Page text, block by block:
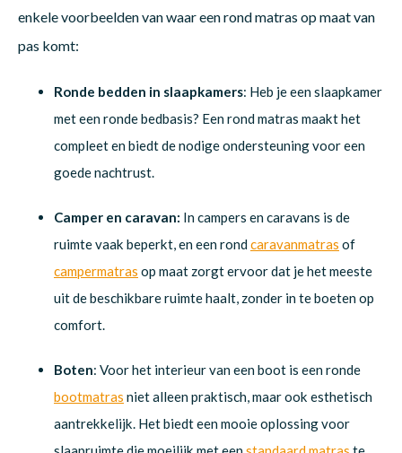
enkele voorbeelden van waar een rond matras op maat van
pas komt:
Ronde bedden in slaapkamers: Heb je een slaapkamer
met een ronde bedbasis? Een rond matras maakt het
compleet en biedt de nodige ondersteuning voor een
goede nachtrust.
Camper en caravan: In campers en caravans is de
ruimte vaak beperkt, en een rondcaravanmatras of
campermatras op maat zorgt ervoor dat je het meeste
uit de beschikbare ruimte haalt, zonder in te boeten op
comfort.
Boten: Voor het interieur van een boot is een ronde
bootmatras niet alleen praktisch, maar ook esthetisch
aantrekkelijk. Het biedt een mooie oplossing voor